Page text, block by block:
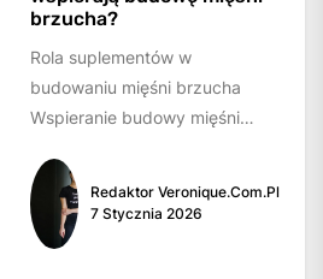
brzucha?
Rola suplementów w
budowaniu mięśni brzucha
Wspieranie budowy mięśni
odpowiedniego treningu, diety i
regeneracji. Suplementy mogą
być pomocne...
Redaktor Veronique.com.pl
7 Stycznia 2026